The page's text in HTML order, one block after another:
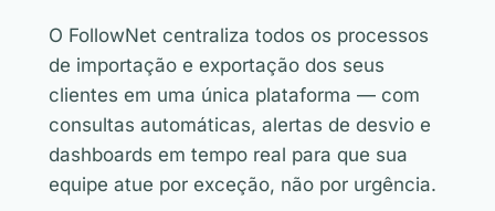
O FollowNet centraliza todos os processos
de importação e exportação dos seus
clientes em uma única plataforma — com
consultas automáticas, alertas de desvio e
dashboards em tempo real para que sua
equipe atue por exceção, não por urgência.